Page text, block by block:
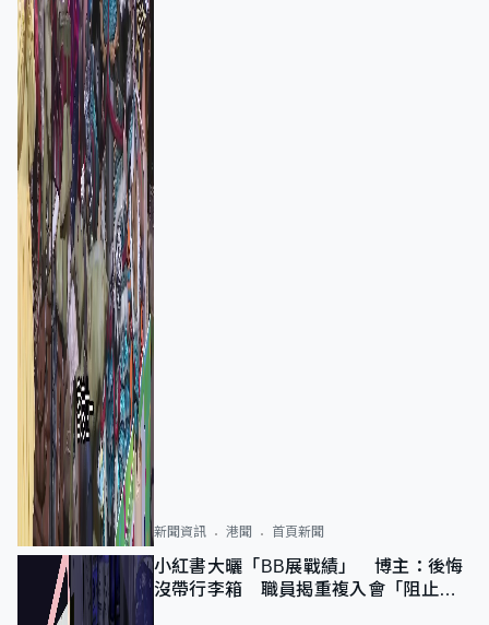
新聞資訊 港聞 首頁新聞
小紅書大曬「BB展戰績」 博主：後悔
沒帶行李箱 職員揭重複入會「阻止唔